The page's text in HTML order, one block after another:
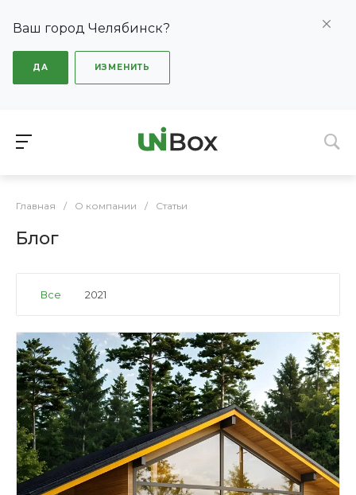
Ваш город Челябинск?
ДА ИЗМЕНИТЬ
Главная / О компании / Статьи
Блог
Все 2021